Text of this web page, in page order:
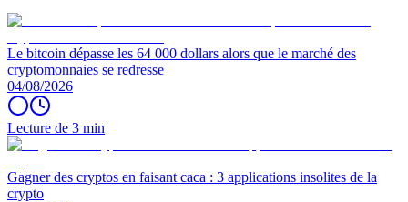
Le bitcoin dépasse les 64 000 dollars alors que le marché des
cryptomonnaies se redresse
04/08/2026
Lecture de 3 min
Gagner des cryptos en faisant caca : 3 applications insolites de la
crypto